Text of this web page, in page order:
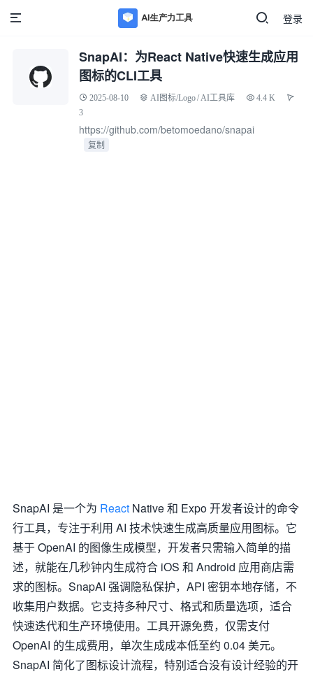
登录
SnapAI：为React Native快速生成应用
图标的CLI工具
2025-08-10 AI图标/Logo/ AI工具库
4.4 K
3
https://github.com/betomoedano/snapai
复制
SnapAI 是一个为 React Native 和 Expo 开发者设计的命令
行工具，专注于利用 AI 技术快速生成高质量应用图标。它
基于 OpenAI 的图像生成模型，开发者只需输入简单的描
述，就能在几秒钟内生成符合 iOS 和 Android 应用商店需
求的图标。SnapAI 强调隐私保护，API 密钥本地存储，不
收集用户数据。它支持多种尺寸、格式和质量选项，适合
快速迭代和生产环境使用。工具开源免费，仅需支付
OpenAI 的生成费用，单次生成成本低至约 0.04 美元。
SnapAI 简化了图标设计流程，特别适合没有设计经验的开